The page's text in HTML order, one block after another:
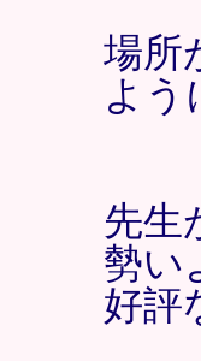
場所
よう
先生
勢い
好評